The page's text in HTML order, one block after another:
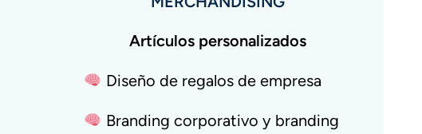
Artículos personalizados
Diseño de regalos de empresa
Branding corporativo y branding